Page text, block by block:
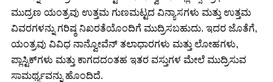
ಮುದ್ರಣ ಯಂತ್ರವು ಉತ್ತಮ ಗುಣಮಟ್ಟದ ವಿನ್ಯಾಸಗಳು ಮತ್ತು ಉತ್ತಮ
ವಿವರಗಳನ್ನು ಗರಿಷ್ಠ ನಿಖರತೆಯೊಂದಿಗೆ ಮುದ್ರಿಸಬಹುದು. ಇದರ ಜೊತೆಗೆ,
ಯಂತ್ರವು ವಿವಿಧ ನಾನ್ವೋವೆನ್ ತಲಾಧಾರಗಳು ಮತ್ತು ಲೋಹಗಳು,
ಪ್ಲಾಸ್ಟಿಕ್‌ಗಳು ಮತ್ತು ಕಾಗದದಂತಹ ಇತರ ವಸ್ತುಗಳ ಮೇಲೆ ಮುದ್ರಿಸುವ
ಸಾಮರ್ಥ್ಯವನ್ನು ಹೊಂದಿದೆ.